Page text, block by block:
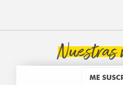
Nuestras
ME